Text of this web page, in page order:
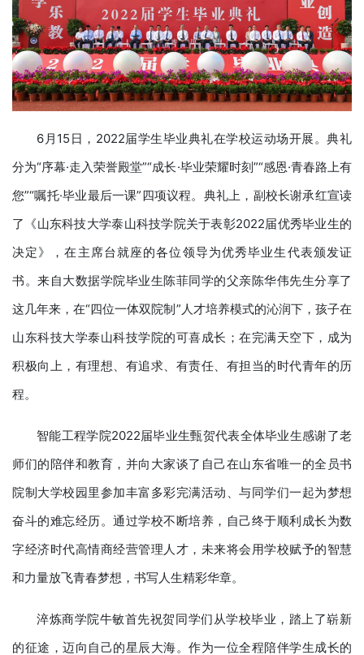
6月15日，2022届学生毕业典礼在学校运动场开展。典礼
分为“序幕·走入荣誉殿堂”“成长·毕业荣耀时刻”“感恩·青春路上有
您”“嘱托·毕业最后一课”四项议程。典礼上，副校长谢承红宣读
了《山东科技大学泰山科技学院关于表彰2022届优秀毕业生的
决定》，在主席台就座的各位领导为优秀毕业生代表颁发证
书。来自大数据学院毕业生陈菲同学的父亲陈华伟先生分享了
这几年来，在“四位一体双院制”人才培养模式的沁润下，孩子在
山东科技大学泰山科技学院的可喜成长；在完满天空下，成为
积极向上，有理想、有追求、有责任、有担当的时代青年的历
程。
智能工程学院2022届毕业生甄贺代表全体毕业生感谢了老
师们的陪伴和教育，并向大家谈了自己在山东省唯一的全员书
院制大学校园里参加丰富多彩完满活动、与同学们一起为梦想
奋斗的难忘经历。通过学校不断培养，自己终于顺利成长为数
字经济时代高情商经营管理人才，未来将会用学校赋予的智慧
和力量放飞青春梦想，书写人生精彩华章。
淬炼商学院牛敏首先祝贺同学们从学校毕业，踏上了崭新
的征途，迈向自己的星辰大海。作为一位全程陪伴学生成长的